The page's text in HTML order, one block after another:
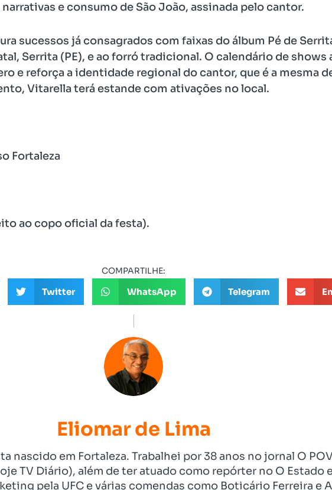
e consumo de São João, assinada pelo cantor.
sucessos já consagrados com faixas do álbum Pé de
Serrita (PE), e ao forró tradicional. O calendário de shows
e reforça a identidade regional do cantor, que é a mesma
Vitarella terá estande com ativações no local.
Fortaleza
ao copo oficial da festa).
COMPARTILHE:
Twitter WhatsApp Telegram
Eliomar de Lima
nascido em Fortaleza. Trabalhei por 38 anos no jornal O
TV Diário), além de ter atuado como repórter no O Estado
pela UFC e várias comendas como Boticário Ferreira e